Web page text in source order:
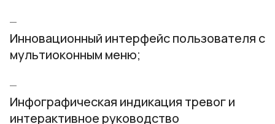
Инновационный интерфейс пользователя с
мультиоконным меню;
Инфографическая индикация тревог и
интерактивное руководство